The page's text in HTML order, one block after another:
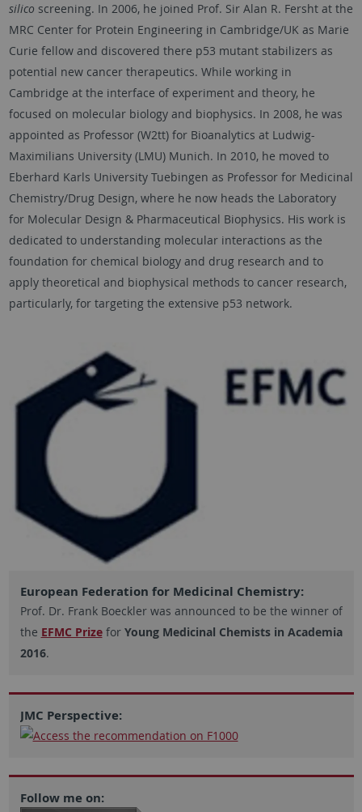
silico screening. In 2006, he joined Prof. Sir Alan R. Fersht at the
MRC Center for Protein Engineering in Cambridge/UK as Marie
Curie fellow and discovered there p53 mutant stabilizers as
potential new cancer therapeutics. While working in
Cambridge at the interface of experiment and theory, he
focused on molecular biology and biophysics. In 2008, he was
appointed as Professor (W2tt) for Bioanalytics at Ludwig-
Maximilians University (LMU) Munich. In 2010, he moved to
Eberhard Karls University Tuebingen as Professor for Medicinal
Chemistry/Drug Design, where he now heads the Laboratory
for Molecular Design & Pharmaceutical Biophysics. His work is
dedicated to understanding molecular interactions as the
foundation for chemical biology and drug research and to
apply theoretical and biophysical methods to cancer research,
particularly, for targeting the extensive p53 network.
European Federation for Medicinal Chemistry:
Prof. Dr. Frank Boeckler was announced to be the winner of
the EFMC Prizefor Young Medicinal Chemists in Academia
2016.
JMC Perspective:
Follow me on: